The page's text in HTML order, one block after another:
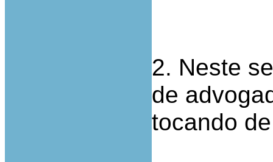
2. Neste
de
tocando